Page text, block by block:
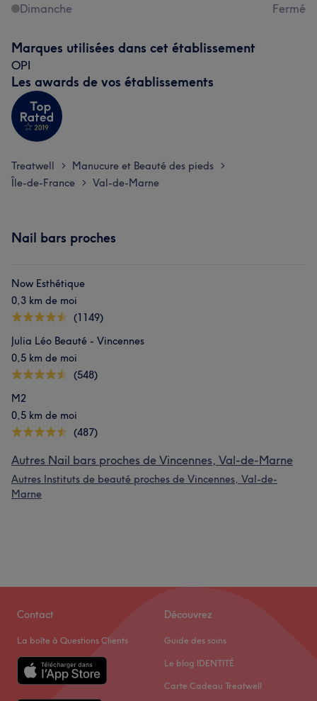
Dimanche
Fermé
Marques utilisées dans cet établissement
OPI
Les awards de vos établissements
Treatwell > Manucure et Beauté des pieds >
Île-de-France > Val-de-Marne
Nail bars proches
Now Esthétique
0,3 km de moi
(1149)
Julia Léo Beauté - Vincennes
0,5 km de moi
(548)
M2
0,5 km de moi
(487)
Autres Nail bars proches de Vincennes, Val-de-Marne
Autres Instituts de beauté proches de Vincennes, Val-de-
Marne
Contact
La boîte à Questions Clients
Découvrez
Guide des soins
Le blog IDENTITÉ
Carte Cadeau Treatwell